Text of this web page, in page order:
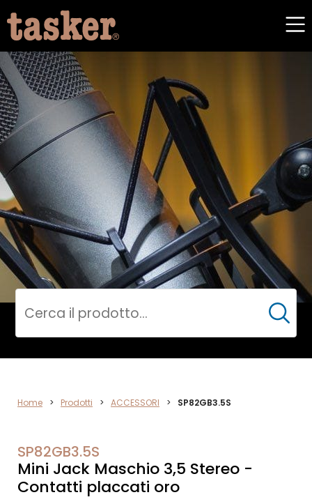
AUDIO
Cerca
Home > Prodotti > ACCESSORI > SP82GB3.5S
SP82GB3.5S
Mini Jack Maschio 3,5 Stereo -
Contatti placcati oro